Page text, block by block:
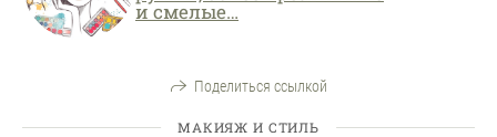
и смелые…
Поделиться ссылкой
МАКИЯЖ И СТИЛЬ